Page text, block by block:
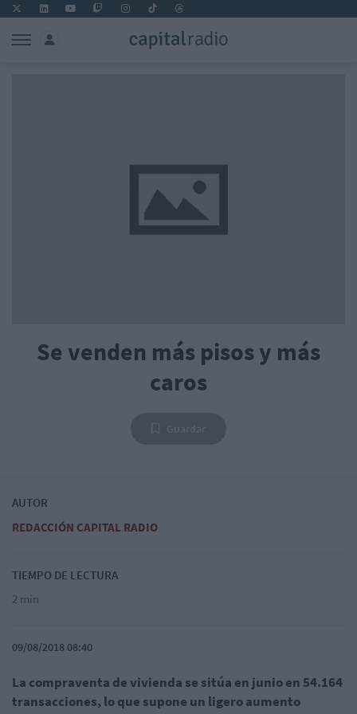
Se venden más pisos y más
caros
AUTOR
REDACCIÓN CAPITAL RADIO
TIEMPO DE LECTURA
2 min
09/08/2018 08:40
La compraventa de vivienda se sitúa en junio en 54.164
transacciones, lo que supone un ligero aumento